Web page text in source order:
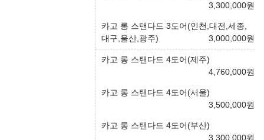
3,300,000원
카고 롱 스탠다드 3도어(인천,대전,세종,
대구,울산,광주)
3,000,000원
카고 롱 스탠다드 4도어(제주)
4,760,000원
카고 롱 스탠다드 4도어(서울)
3,500,000원
카고 롱 스탠다드 4도어(부산)
3,300,000원